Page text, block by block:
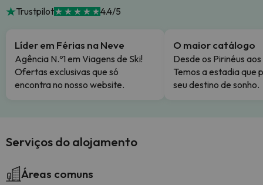
Trustpilot 4.4/5
Líder em Férias na Neve
Agência N.º1 em Viagens de Ski!
Ofertas exclusivas que só
encontra no nosso website.
O maior catálogo
Desde os Pirinéus
Temos a estadia que
seu destino de sonho.
Serviços do alojamento
Áreas comuns